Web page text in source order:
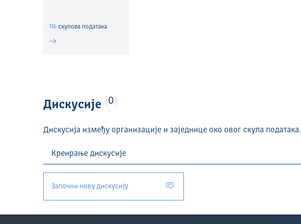
116 скуповa података
Дискусије 0
Дискусија између организације и заједнице око овог скупа података.
Започни нову дискусију